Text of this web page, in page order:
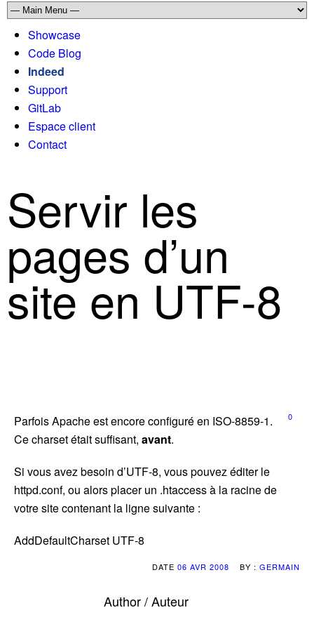
Showcase
Code Blog
Indeed
Support
GitLab
Espace client
Contact
Servir les
pages d’un
site en UTF-8
0
Parfois Apache est encore configuré en ISO-8859-1.
Ce charset était suffisant, avant.
Si vous avez besoin d’UTF-8, vous pouvez éditer le
httpd.conf, ou alors placer un .htaccess à la racine de
votre site contenant la ligne suivante :
AddDefaultCharset UTF-8
DATE 06 AVR 2008 BY : GERMAIN
Author / Auteur